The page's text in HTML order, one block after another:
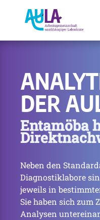
DER
Entamöba
Neben den
Diagnostiklabore
jeweils in
Sie haben sich zum
Analysen